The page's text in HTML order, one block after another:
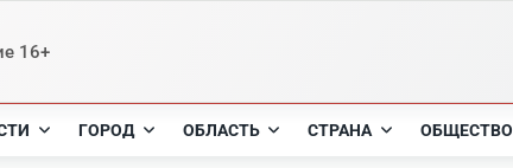
16+
ГОРОД ОБЛАСТЬ СТРАНА ОБЩЕСТВО